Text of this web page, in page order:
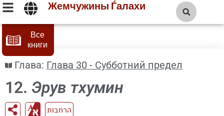
Жемчужины Ѓалахи
Все
книги
Глава: Глава 30 - Субботний предел
12. Эрув тхумин
הרחבות